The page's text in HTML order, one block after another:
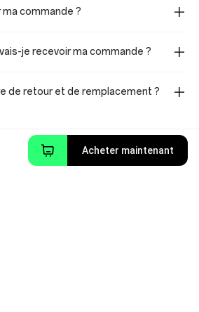
commande ?
je recevoir ma commande ?
de retour et de remplacement ?
Acheter maintenant